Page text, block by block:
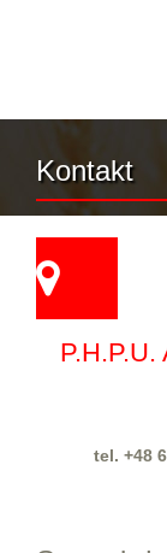
Kontakt
tel. +48